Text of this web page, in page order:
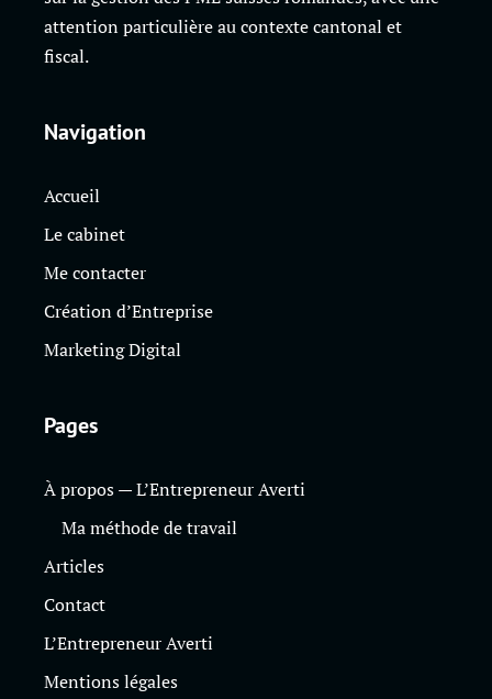
attention particulière au contexte cantonal et
fiscal.
Navigation
Accueil
Le cabinet
Me contacter
Création d’Entreprise
Marketing Digital
Pages
À propos — L’Entrepreneur Averti
Ma méthode de travail
Articles
Contact
L’Entrepreneur Averti
Mentions légales